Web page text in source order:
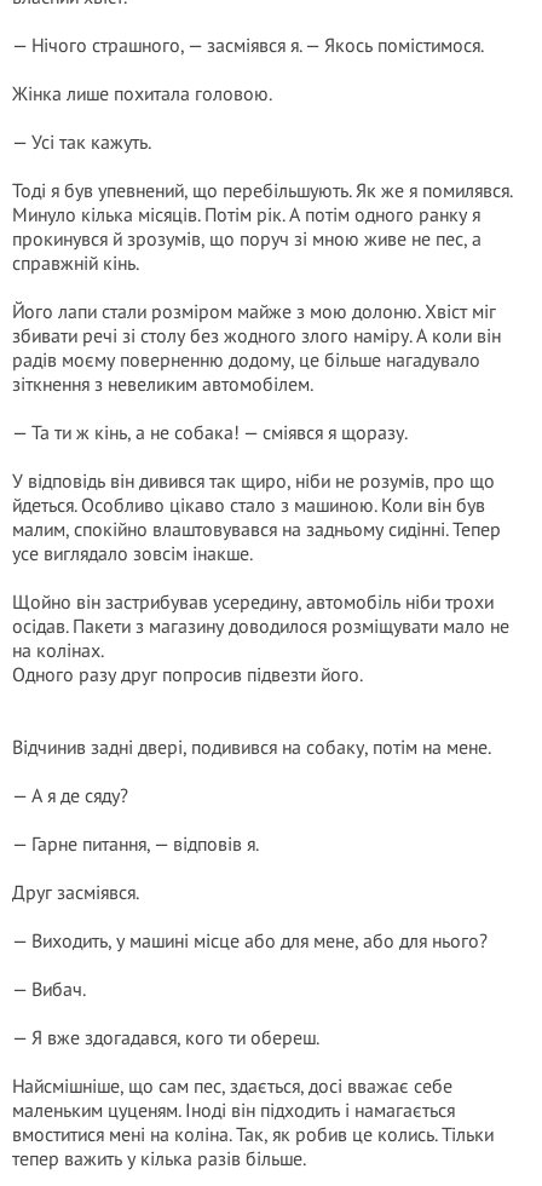
— Нічого страшного, — засміявся я. — Якось помістимося.
Жінка лише похитала головою.
— Усі так кажуть.
Тоді я був упевнений, що перебільшують. Як же я помилявся.
Минуло кілька місяців. Потім рік. А потім одного ранку я
прокинувся й зрозумів, що поруч зі мною живе не пес, а
справжній кінь.
Його лапи стали розміром майже з мою долоню. Хвіст міг
збивати речі зі столу без жодного злого наміру. А коли він
радів моєму поверненню додому, це більше нагадувало
зіткнення з невеликим автомобілем.
— Та ти ж кінь, а не собака! — сміявся я щоразу.
У відповідь він дивився так щиро, ніби не розумів, про що
йдеться. Особливо цікаво стало з машиною. Коли він був
малим, спокійно влаштовувався на задньому сидінні. Тепер
усе виглядало зовсім інакше.
Щойно він застрибував усередину, автомобіль ніби трохи
осідав. Пакети з магазину доводилося розміщувати мало не
на колінах.
Одного разу друг попросив підвезти його.
Відчинив задні двері, подивився на собаку, потім на мене.
— А я де сяду?
— Гарне питання, — відповів я.
Друг засміявся.
— Виходить, у машині місце або для мене, або для нього?
— Вибач.
— Я вже здогадався, кого ти обереш.
Найсмішніше, що сам пес, здається, досі вважає себе
маленьким цуценям. Іноді він підходить і намагається
вмоститися мені на коліна. Так, як робив це колись. Тільки
тепер важить у кілька разів більше.